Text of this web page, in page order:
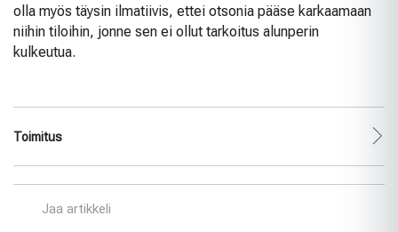
olla myös täysin ilmatiivis, ettei otsonia pääse karkaamaan
niihin tiloihin, jonne sen ei ollut tarkoitus alunperin
kulkeutua.
Toimitus
Jaa artikkeli